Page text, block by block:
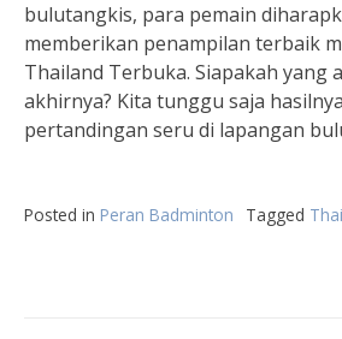
bulutangkis, para pemain
memberikan penampilan terbaik
Thailand Terbuka. Siapakah yang
akhirnya? Kita tunggu saja
pertandingan seru di lapangan
Posted in Peran Badminton Tagged